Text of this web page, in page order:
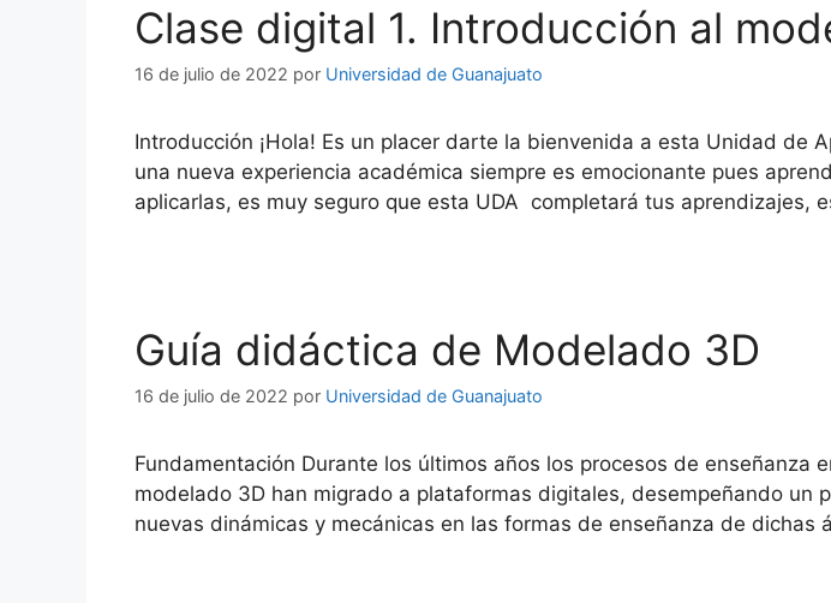
Clase digital 1. Introducción al
16 de julio de 2022 por Universidad de Guanajuato
Introducción ¡Hola! Es un placer darte la bienvenida a esta Unidad de
una nueva experiencia académica siempre es emocionante pues
aplicarlas, es muy seguro que esta UDA completará tus aprendizajes,
Guía didáctica de Modelado 3D
16 de julio de 2022 por Universidad de Guanajuato
Fundamentación Durante los últimos años los procesos de enseñanza
modelado 3D han migrado a plataformas digitales, desempeñando
nuevas dinámicas y mecánicas en las formas de enseñanza de